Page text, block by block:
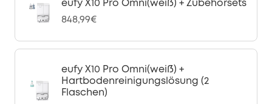
eufy X10 Pro Omni(weiß) + Zubehörsets
848,99€
eufy X10 Pro Omni(weiß) +
Hartbodenreinigungslösung (2
Flaschen)